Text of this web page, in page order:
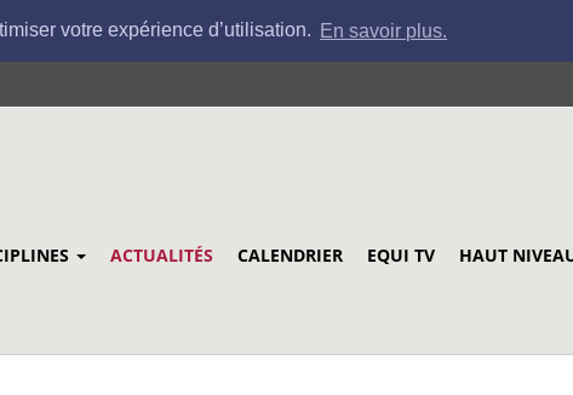
votre expérience d’utilisation. En savoir plus.
ACTUALITÉS CALENDRIER EQUI TV HAUT